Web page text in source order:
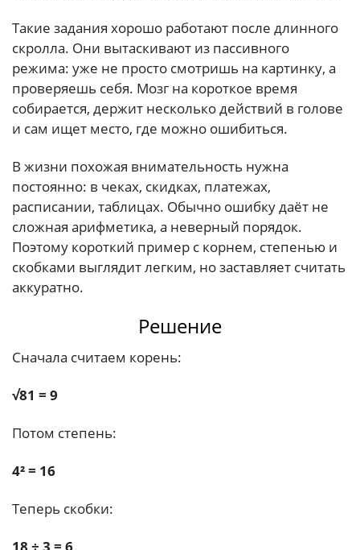
Такие задания хорошо работают после длинного
скролла. Они вытаскивают из пассивного
режима: уже не просто смотришь на картинку, а
проверяешь себя. Мозг на короткое время
собирается, держит несколько действий в голове
и сам ищет место, где можно ошибиться.
В жизни похожая внимательность нужна
постоянно: в чеках, скидках, платежах,
расписании, таблицах. Обычно ошибку даёт не
сложная арифметика, а неверный порядок.
Поэтому короткий пример с корнем, степенью и
скобками выглядит легким, но заставляет считать
аккуратно.
Решение
Сначала считаем корень:
√81 = 9
Потом степень:
4² = 16
Теперь скобки: